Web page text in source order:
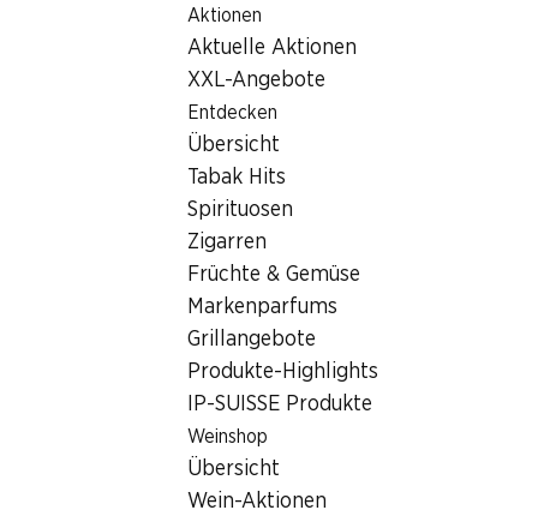
Aktionen
Aktuelle Aktionen
XXL-Angebote
Entdecken
Übersicht
Tabak Hits
Spirituosen
Zigarren
Früchte & Gemüse
Markenparfums
Grillangebote
Produkte-Highlights
IP-SUISSE Produkte
Weinshop
Übersicht
Wein-Aktionen
Filialsuche
Denner Filiale Jonentalstrasse 1, 8910 Affoltern am Albis
8910 Affoltern am Albis
Jonentalstrasse 1, 8910 Affoltern am Albis
Zur Wegbeschreibung
Öffnungszeiten